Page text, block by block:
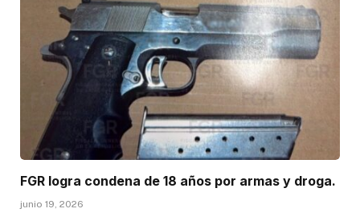
FGR logra condena de 18 años por armas y droga.
junio 19, 2026